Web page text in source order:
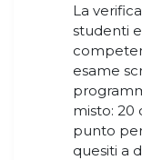
La
studenti
esame
misto: 20
punto
quesiti a